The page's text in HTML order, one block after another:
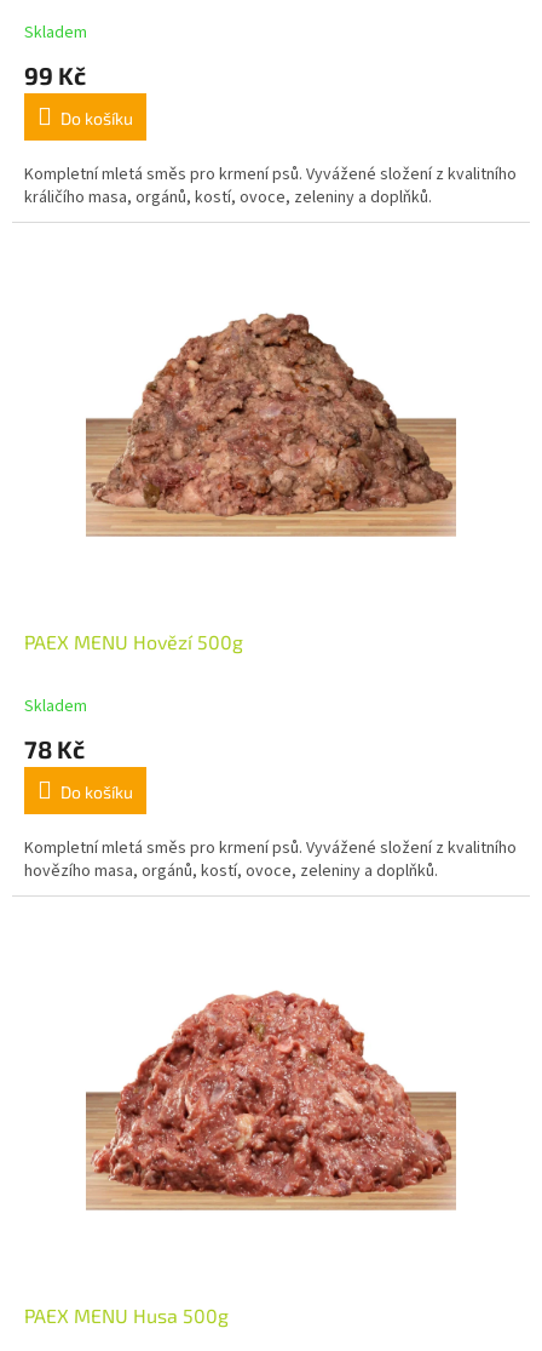
Skladem
99 Kč
Do košíku
Kompletní mletá směs pro krmení psů. Vyvážené složení z kvalitního
králičího masa, orgánů, kostí, ovoce, zeleniny a doplňků.
PAEX MENU Hovězí 500g
Skladem
78 Kč
Do košíku
Kompletní mletá směs pro krmení psů. Vyvážené složení z kvalitního
hovězího masa, orgánů, kostí, ovoce, zeleniny a doplňků.
PAEX MENU Husa 500g